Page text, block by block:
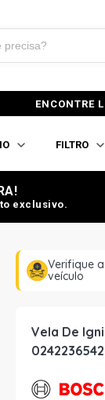
ENCONTRE
FILTRO
exclusivo.
Verifique a
veículo
Vela De